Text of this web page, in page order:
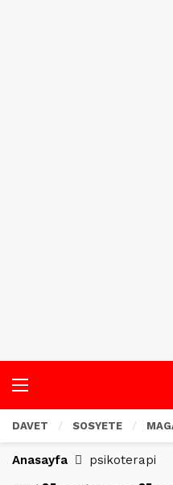
DAVET SOSYETE
Anasayfa psikoterapi